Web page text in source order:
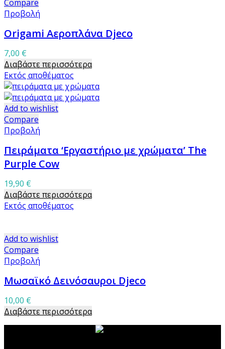
Compare
Προβολή
Origami Αεροπλάνα Djeco
7,00 €
Διαβάστε περισσότερα
Εκτός αποθέματος
Add to wishlist
Compare
Προβολή
Πειράματα ‘Εργαστήριο με χρώματα’ The
Purple Cow
19,90 €
Διαβάστε περισσότερα
Εκτός αποθέματος
Add to wishlist
Compare
Προβολή
Μωσαϊκό Δεινόσαυροι Djeco
10,00 €
Διαβάστε περισσότερα